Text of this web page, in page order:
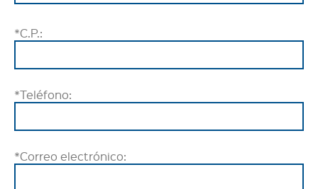
*C.P.:
*Teléfono:
*Correo electrónico: